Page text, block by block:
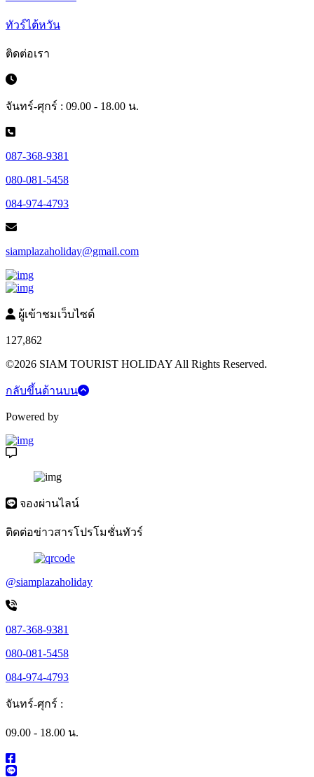
ทัวร์ไต้หวัน
ติดต่อเรา
จันทร์-ศุกร์ : 09.00 - 18.00 น.
087-368-9381
080-081-5458
084-974-4793
siamplazaholiday@gmail.com
ผู้เข้าชมเว็บไซต์
127,862
©2026 SIAM TOURIST HOLIDAY All Rights Reserved.
กลับขึ้นด้านบน
Powered by
จองผ่านไลน์
ติดต่อข่าวสารโปรโมชั่นทัวร์
@siamplazaholiday
087-368-9381
080-081-5458
084-974-4793
จันทร์-ศุกร์ :
09.00 - 18.00 น.